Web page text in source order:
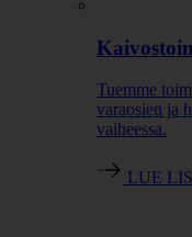
Tuemme
varaosien ja
vaiheessa.
LUE